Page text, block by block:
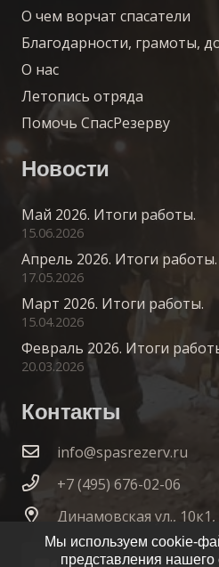
О чем ворчат спасатели
Благодарности, грамоты,
О нас
Летопись отряда
Помочь СпасРезерву
Новости
Май 2026. Итоги работы.
15.06.2026
Апрель 2026. Итоги работы.
17.05.2026
Март 2026. Итоги работы.
15.04.2026
Февраль 2026. Итоги
20.03.2026
Контакты
info@spasrezerv.ru
+7 (495) 676-02-06
Динамовская ул.,
Мы используем cookie-
представления